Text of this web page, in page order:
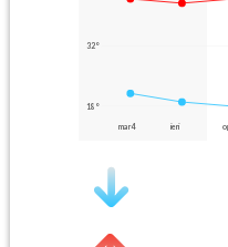
32°
18°
mar 4 ieri